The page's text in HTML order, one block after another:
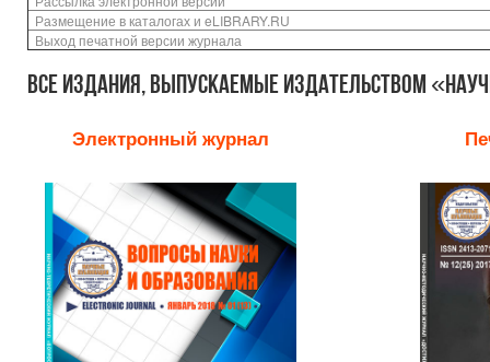
Размещение в каталогах и eLIBRARY.RU
Выход печатной версии журнала
Все издания, выпускаемые издательством
Электронный журнал